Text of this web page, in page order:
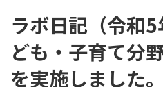
ラボ日記（令和
ども・子育て分
を実施しました。